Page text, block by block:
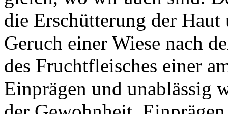
die Erschütterung der
Geruch einer Wiese nach
des Fruchtfleisches einer
Einprägen und unablässig